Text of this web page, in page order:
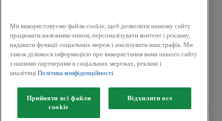
Суміші трав
До солодких страв і напоїв
Смак Вогню
Приправи для засолки та маринування
Гірчиця
Twitter
право © 2026 Kamis (McCormick & Company, Inc).
Всі права захищені.
Ми використовуємо файли cookie, щоб дозволити нашому сайту
працювати належним чином, персоналізувати контент і рекламу,
надавати функції соціальних мереж і аналізувати наш трафік. Ми
також ділимося інформацією про використання вами нашого сайту
з нашими партнерами в соціальних мережах, рекламі і
аналітиці. Політика конфіденційності
Прийняти всі файли
сookie
Відхилити все